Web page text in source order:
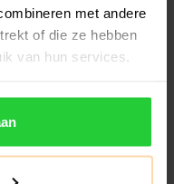
met andere
of die ze hebben
van hun services.
€319,99 €244,99
De Babolat Air Viper 2.6 is
het padelracket voor de